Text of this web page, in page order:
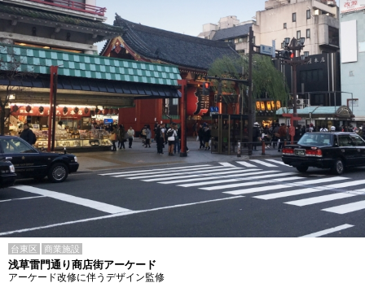
台東区 商業施設
浅草雷門通り商店街アーケード
アーケード改修に伴うデザイン監修